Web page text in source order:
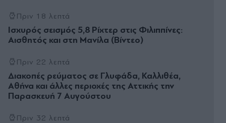
Πριν 18 λεπτά
Ισχυρός σεισμός 5,8 Ρίχτερ στις Φιλιππίνες:
Αισθητός και στη Μανίλα (Βίντεο)
Πριν 22 λεπτά
Διακοπές ρεύματος σε Γλυφάδα, Καλλιθέα,
Αθήνα και άλλες περιοχές της Αττικής την
Παρασκευή 7 Αυγούστου
Πριν 32 λεπτά